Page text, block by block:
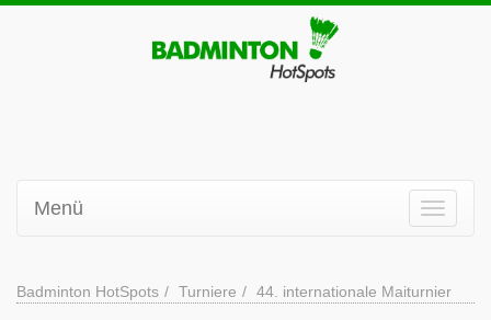
Menü
Badminton HotSpots Turniere 44. internationale Maiturnier